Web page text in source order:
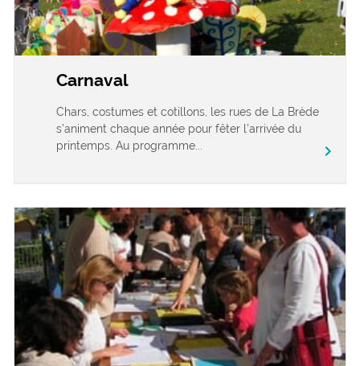
Carnaval
Chars, costumes et cotillons, les rues de La Brède
s’animent chaque année pour fêter l’arrivée du
printemps. Au programme...
chevron_right